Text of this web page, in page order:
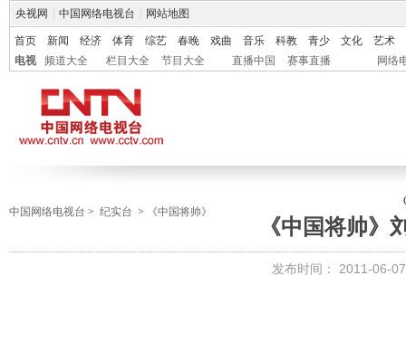
央视网 中国网络电视台 网站地图
首页 新闻 经济 体育 综艺 春晚 戏曲 音乐 科教 青少 文化
艺术
电视
频道大全 栏目大全 节目大全 直播中国 赛事直播 网络
中国网络电视台 > 纪实台 > 《中国将帅》
《中国将帅》
发布时间： 2011-06-